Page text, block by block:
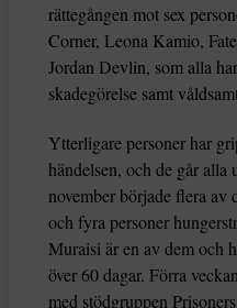
rättegången mot sex
Corner, Leona Kamio,
Jordan Devlin, som alla
skadegörelse samt
Ytterligare personer har
händelsen, och de går
november började flera av
och fyra personer
Muraisi är en av dem och
över 60 dagar. Förra
med stödgruppen